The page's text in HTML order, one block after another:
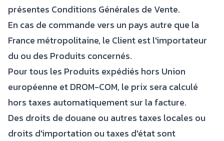
présentes Conditions Générales de Vente.
En cas de commande vers un pays autre que la
France métropolitaine, le Client est l'importateur
du ou des Produits concernés.
Pour tous les Produits expédiés hors Union
européenne et DROM-COM, le prix sera calculé
hors taxes automatiquement sur la facture.
Des droits de douane ou autres taxes locales ou
droits d'importation ou taxes d'état sont